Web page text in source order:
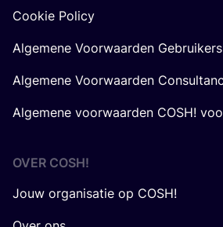
Cookie Policy
Algemene Voorwaarden Gebruikers
Algemene Voorwaarden
Algemene voorwaarden COSH!
OVER COSH!
Jouw organisatie op COSH!